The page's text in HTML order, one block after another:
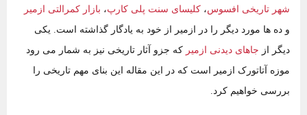
شهر تاریخی افسوس، کلیسای سنت پلی کارپ، بازار کمرالتی ازمیر
و ده ها مورد دیگر را در ازمیر از خود به یادگار گذاشته است. یکی
دیگر از جاهای دیدنی ازمیر که جزو آثار تاریخی نیز به شمار می رود
موزه آتاتورک ازمیر است که در این مقاله این بنای مهم تاریخی را
بررسی خواهیم کرد.